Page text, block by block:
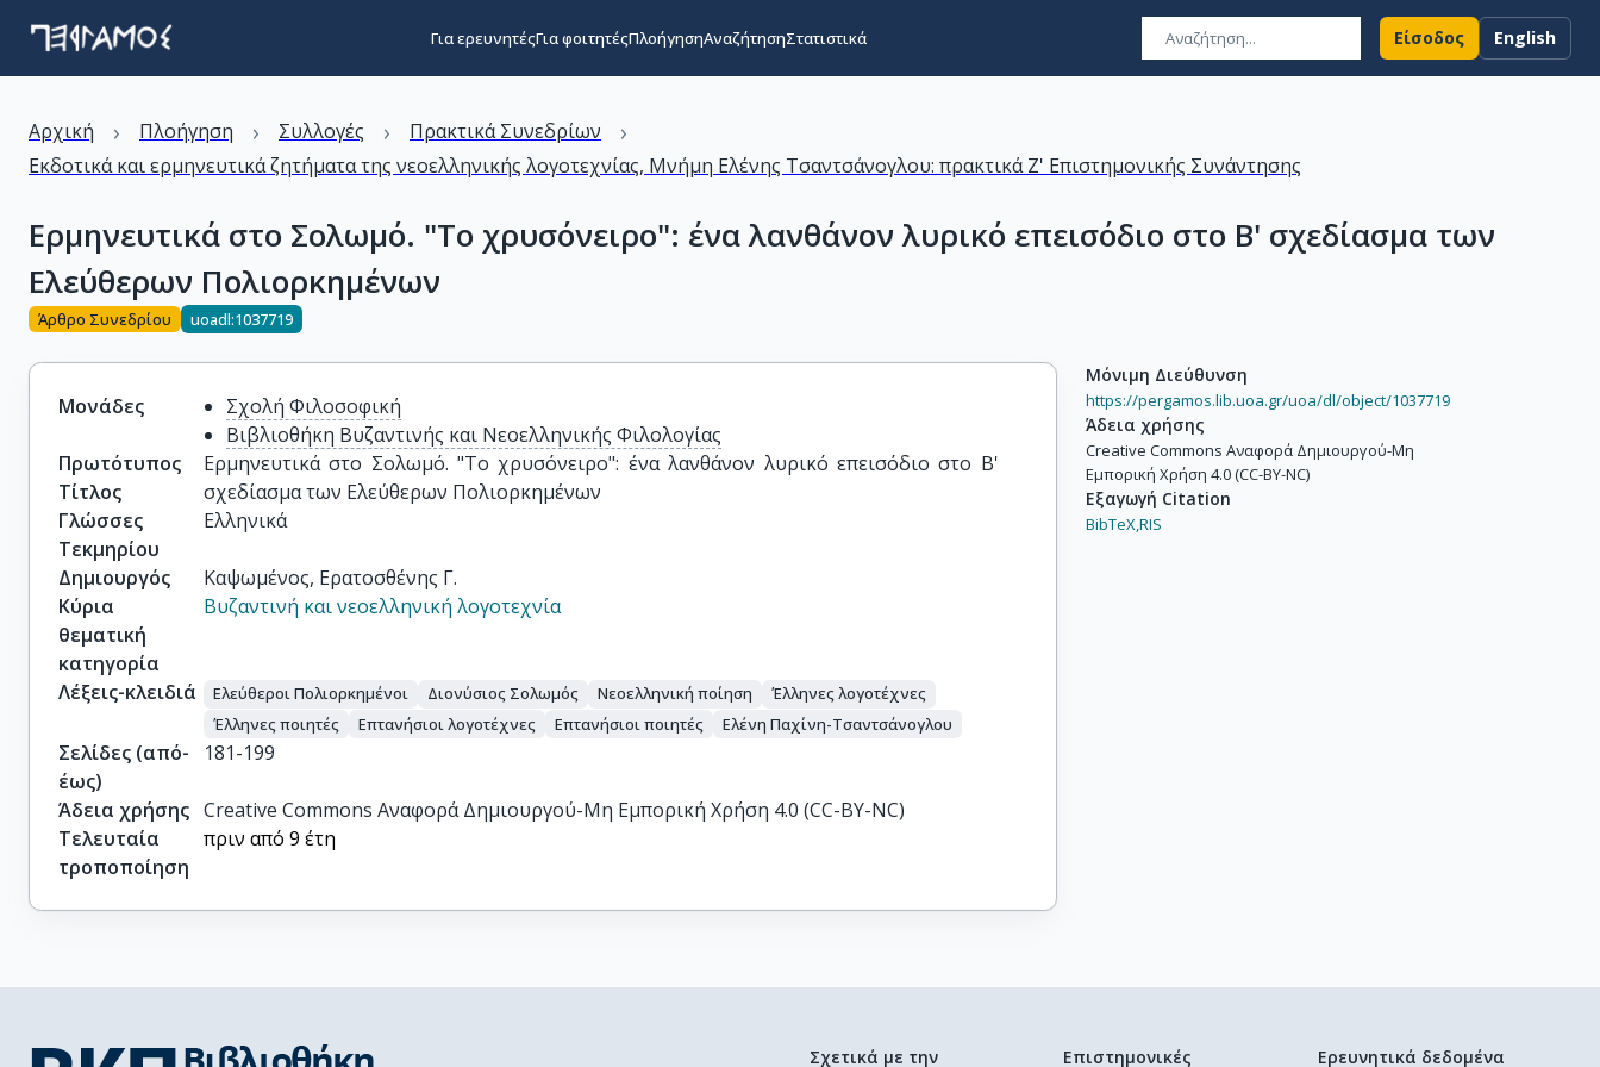
Για ερευνητέςΓια φοιτητέςΠλοήγησηΑναζήτησηΣτατιστικά Είσοδος English
Αρχική › Πλοήγηση › Συλλογές › Πρακτικά Συνεδρίων ›
Eκδοτικά και ερμηνευτικά ζητήματα της νεοελληνικής λογοτεχνίας, Μνήμη Ελένης Τσαντσάνογλου: πρακτικά Ζ' Επιστημονικής Συνάντησης
Ερμηνευτικά στο Σολωμό. "Το χρυσόνειρο": ένα λανθάνον λυρικό επεισόδιο στο Β' σχεδίασμα των
Ελεύθερων Πολιορκημένων
Άρθρο Συνεδρίου uoadl:1037719
Μονάδες
Σχολή Φιλοσοφική
Βιβλιοθήκη Βυζαντινής και Νεοελληνικής Φιλολογίας
Πρωτότυπος
Τίτλος
Ερμηνευτικά στο Σολωμό. "Το χρυσόνειρο": ένα λανθάνον λυρικό επεισόδιο στο Β'
σχεδίασμα των Ελεύθερων Πολιορκημένων
Γλώσσες
Τεκμηρίου
Ελληνικά
Δημιουργός
Καψωμένος, Ερατοσθένης Γ.
Κύρια
θεματική
κατηγορία
Βυζαντινή και νεοελληνική λογοτεχνία
Λέξεις-κλειδιά Ελεύθεροι Πολιορκημένοι Διονύσιος Σολωμός Νεοελληνική ποίηση
Έλληνες λογοτέχνες
Έλληνες ποιητές
Επτανήσιοι λογοτέχνες Επτανήσιοι ποιητές Ελένη Παχίνη-Τσαντσάνογλου
Σελίδες (από-
έως)
181-199
Άδεια χρήσης Creative Commons Αναφορά Δημιουργού-Μη Εμπορική Χρήση 4.0 (CC-BY-NC)
Τελευταία
τροποποίηση
πριν από 9 έτη
Μόνιμη Διεύθυνση
https://pergamos.lib.uoa.gr/uoa/dl/object/1037719
Άδεια χρήσης
Creative Commons Αναφορά Δημιουργού-Μη
Εμπορική Χρήση 4.0 (CC-BY-NC)
Εξαγωγή Citation
BibTeX,RIS
Σχετικά με την Επιστημονικές Ερευνητικά δεδομένα